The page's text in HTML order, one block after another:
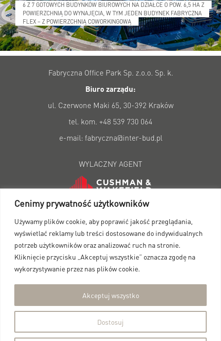
Cenimy prywatność użytkowników
Używamy plików cookie, aby poprawić jakość przeglądania,
wyświetlać reklamy lub treści dostosowane do indywidualnych
potrzeb użytkowników oraz analizować ruch na stronie.
Kliknięcie przycisku „Akceptuj wszystkie” oznacza zgodę na
wykorzystywanie przez nas plików cookie.
Dostosuj
Akceptuj wszystko
6 Z 7 GOTOWYCH BUDYNKÓW BIUROWYCH NA DZIAŁCE O POW. 6,5 HA Z
POWIERZCHNIĄ DO WYNAJĘCIA, W TYM JEDEN BUDYNEK FABRYCZNA
FLEX – Z POWIERZCHNIĄ COWORKINGOWĄ
Fabryczna Office Park Sp. z.o.o. Sp. k.
Biuro zarządu:
ul. Czerwone Maki 65, 30-392 Kraków
tel. kom. +48 539 730 064
e-mail: fabryczna@inter-bud.pl
WYLACZNY AGENT
Dane kontaktowe:fop@cushwake.com Szlak 67, 31-
153 Kraków
+ 48 12 623 70 59
INWESTOR
© 2018
stanowia oferty handlowej w rozumieniu kodeksu cywilnego, nie sa wiazace dla